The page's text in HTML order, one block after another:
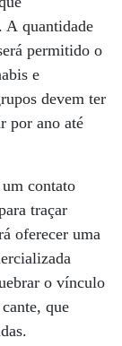
A quantidade
permitido o
e
devem ter
por ano até
contato
traçar
oferecer uma
o vínculo
que